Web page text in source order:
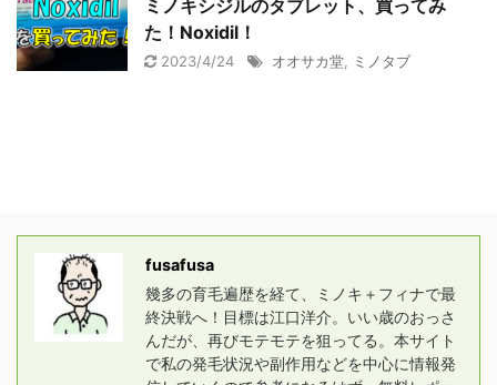
ミノキシジルのタブレット、買ってみ
た！Noxidil！
2023/4/24 オオサカ堂 ミノタブ
fusafusa
幾多の育毛遍歴を経て、ミノキ＋フィナで最
終決戦へ！目標は江口洋介。いい歳のおっさ
んだが、再びモテモテを狙ってる。本サイト
で私の発毛状況や副作用などを中心に情報発